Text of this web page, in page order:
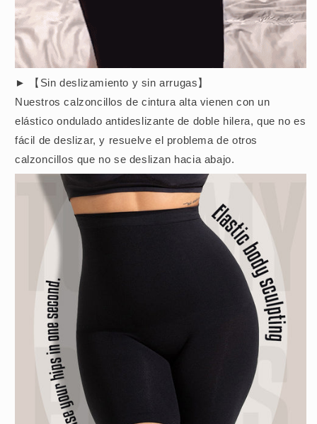
► 【Sin deslizamiento y sin arrugas】
Nuestros calzoncillos de cintura alta vienen con un
elástico ondulado antideslizante de doble hilera, que no es
fácil de deslizar, y resuelve el problema de otros
calzoncillos que no se deslizan hacia abajo.